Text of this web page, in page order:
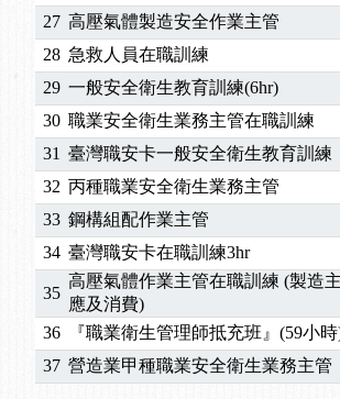
27 高壓氣體製造安全作業主管
28 急救人員在職訓練
29 一般安全衛生教育訓練(6hr)
30 職業安全衛生業務主管在職訓練
31 臺灣職安卡一般安全衛生教育訓練
32 丙種職業安全衛生業務主管
33 鋼構組配作業主管
34 臺灣職安卡在職訓練3hr
35
高壓氣體作業主管在職訓練 (製造
應及消費)
36
『職業衛生管理師抵充班』(59小
37 營造業甲種職業安全衛生業務主管